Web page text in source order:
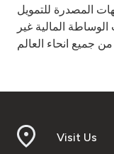
المصدرة للتمويل
المالية غير
Visit Us